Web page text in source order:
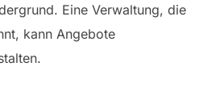
Eine Verwaltung, die
kann Angebote